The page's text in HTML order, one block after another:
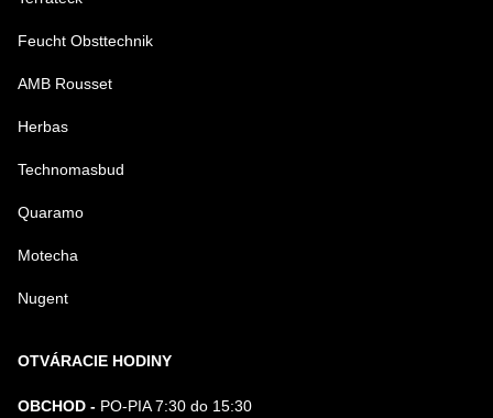
Feucht Obsttechnik
AMB Rousset
Herbas
Technomasbud
Quaramo
Motecha
Nugent
OTVÁRACIE HODINY
OBCHOD - PO-PIA 7:30 do 15:30